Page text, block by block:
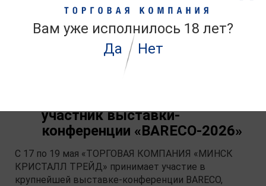
Белорусской агропромышленной недели на базе
участник выставки-
конференции «BARECO-2026»
C 17 по 19 мая «ТОРГОВАЯ КОМПАНИЯ «МИНСК
КРИСТАЛЛ ТРЕЙД» принимает участие в
крупнейшей выставке-конференции BARECO,
Вам уже исполнилось 18 лет?
Да
Нет